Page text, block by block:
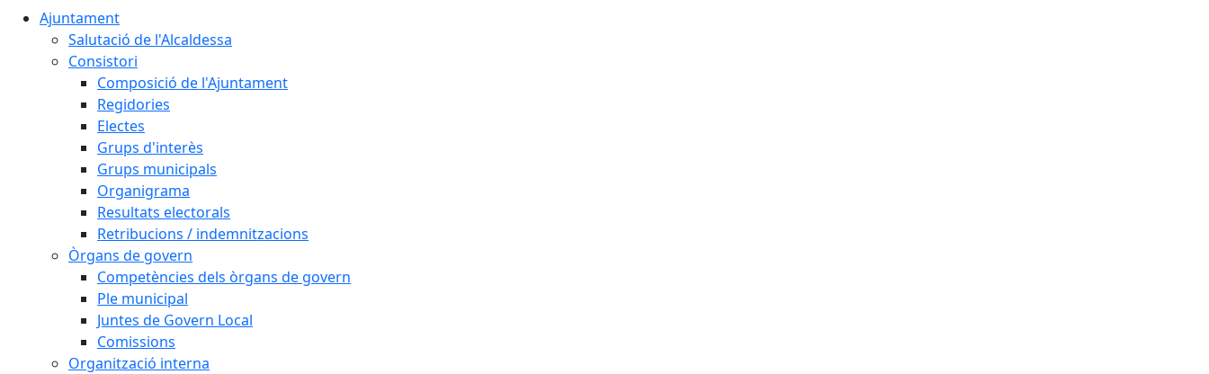
Ajuntament
Salutació de l'Alcaldessa
Consistori
Composició de l'Ajuntament
Regidories
Electes
Grups d'interès
Grups municipals
Organigrama
Resultats electorals
Retribucions / indemnitzacions
Òrgans de govern
Competències dels òrgans de govern
Ple municipal
Juntes de Govern Local
Comissions
Organització interna